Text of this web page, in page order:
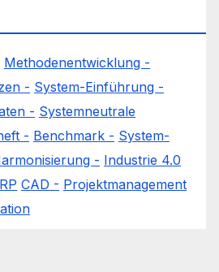
Methodenentwicklung -
- System-Einführung -
- Systemneutrale
- Benchmark - System-
- Industrie 4.0
CAD - Projektmanagement